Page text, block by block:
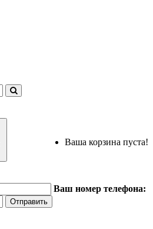
Ваша корзина пуста!
Ваш номер телефона: